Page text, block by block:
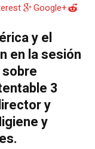
Google+
y el
en la sesión
3
y
y